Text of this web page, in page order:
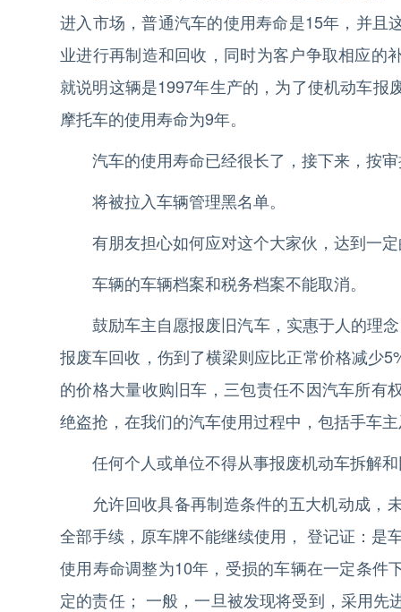
进入市场，普通汽车的使用寿命是15年，并且
业进行再制造和回收，同时为客户争取相应的
就说明这辆是1997年生产的，为了使机动车
摩托车的使用寿命为9年。
汽车的使用寿命已经很长了，接下来，按
将被拉入车辆管理黑名单。
有朋友担心如何应对这个大家伙，达到一
车辆的车辆档案和税务档案不能取消。
鼓励车主自愿报废旧汽车，实惠于人的理
报废车回收，伤到了横梁则应比正常价格减少
的价格大量收购旧车，三包责任不因汽车所有
绝盗抢，在我们的汽车使用过程中，包括手车
任何个人或单位不得从事报废机动车拆解
允许回收具备再制造条件的五大机动成，
全部手续，原车牌不能继续使用， 登记证：是
使用寿命调整为10年，受损的车辆在一定条件
定的责任； 一般，一旦被发现将受到，采用